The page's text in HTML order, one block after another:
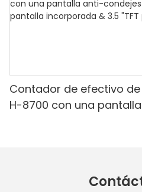
Contador de efectivo
H-8700 con una